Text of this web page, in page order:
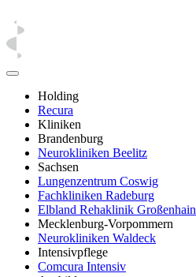
Holding
Recura
Kliniken
Brandenburg
Neurokliniken Beelitz
Sachsen
Lungenzentrum Coswig
Fachkliniken Radeburg
Elbland Rehaklinik Großenhain
Mecklenburg-Vorpommern
Neurokliniken Waldeck
Intensivpflege
Comcura Intensiv